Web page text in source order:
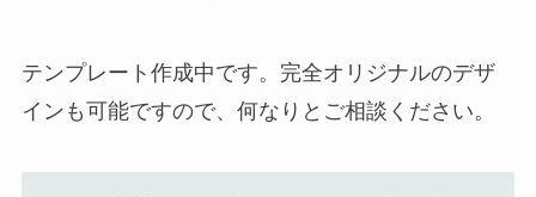
テンプレート作成中です。完全オリジナルのデザ
インも可能ですので、何なりとご相談ください。